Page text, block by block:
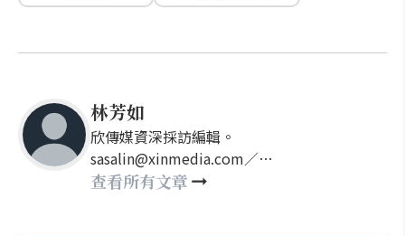
林芳如
欣傳媒資深採訪編輯。
sasalin@xinmedia.com／
happy21917@gmail.com
查看所有文章